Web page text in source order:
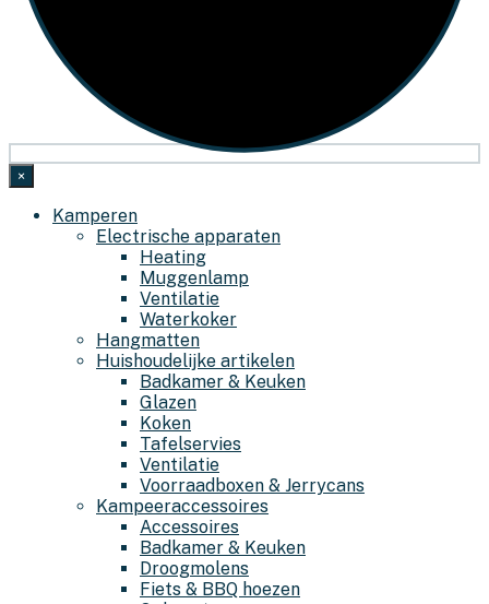
×
Kamperen
Electrische apparaten
Heating
Muggenlamp
Ventilatie
Waterkoker
Hangmatten
Huishoudelijke artikelen
Badkamer & Keuken
Glazen
Koken
Tafelservies
Ventilatie
Voorraadboxen & Jerrycans
Kampeeraccessoires
Accessoires
Badkamer & Keuken
Droogmolens
Fiets & BBQ hoezen